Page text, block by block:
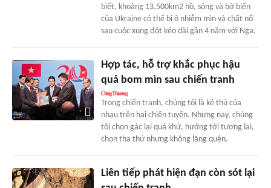
biết, khoảng 13.500km2 hồ, sông và bờ biển
của Ukraine có thể bị ô nhiễm mìn và chất nổ
sau cuộc xung đột kéo dài gần 4 năm với Nga.
Hợp tác, hỗ trợ khắc phục hậu
quả bom mìn sau chiến tranh
Trong chiến tranh, chúng tôi là kẻ thù của
nhau trên hai chiến tuyến. Nhưng nay, chúng
tôi chọn gác lại quá khứ, hướng tới tương lai,
chọn tha thứ nhưng không lãng quên.
Liên tiếp phát hiện đạn còn sót lại